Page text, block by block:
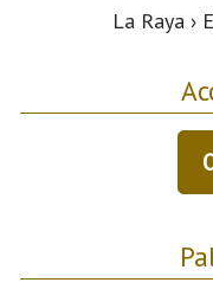
La Raya ›